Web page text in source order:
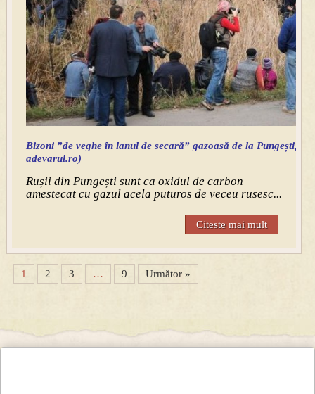
Bizoni ”de veghe în lanul de secară” gazoasă de la Pungești,
adevarul.ro)
Rușii din Pungești sunt ca oxidul de carbon
amestecat cu gazul acela puturos de veceu rusesc...
Citeste mai mult
1 2 3 … 9 Următor »